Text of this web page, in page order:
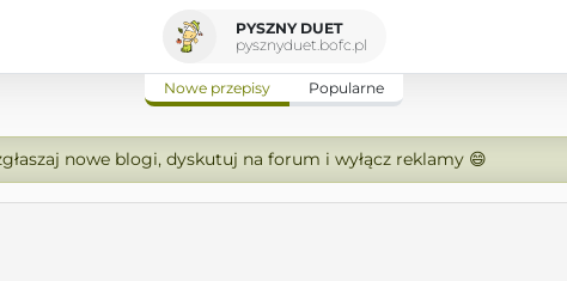
PYSZNY DUET
pysznyduet.bofc.pl
Nowe przepisy Popularne
nowe blogi, dyskutuj na forum i wyłącz reklamy 😄